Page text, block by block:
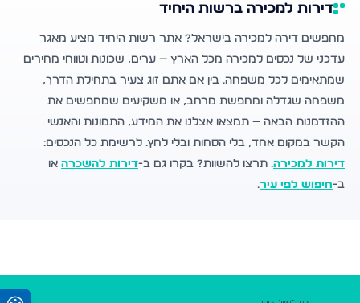
דירות למכירה ברשות היחיד
מחפשים דירה למכירה בישראל? אתר רשות היחיד מציע מאגר
עדכני של נכסים למכירה מכל הארץ — ערים, שכונות וטווחי מחירים
שמתאימים לכל משפחה. בין אם אתם זוג צעיר בתחילת הדרך,
משפחה שגדלה ומחפשת מרחב, או משקיעים שמחפשים את
ההזדמנות הבאה — תמצאו אצלנו את המידע, התמונות והאנשי
הקשר במקום אחד, בלי הסחות ובלי לחץ. לרשימת כל הנכסים:
דירות למכירה. תרצו להשוות? בקרו גם ב-דירות להשכרה או
ב-חיפוש לפי עיר.